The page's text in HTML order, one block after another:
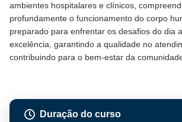
ambientes hospitalares e clínicos,
profundamente o funcionamento do corpo
preparado para enfrentar os desafios do dia
excelência, garantindo a qualidade no
contribuindo para o bem-estar da
Duração do curso